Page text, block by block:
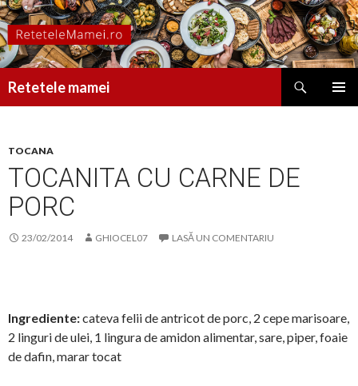
Retetele mamei
TOCANA
TOCANITA CU CARNE DE
PORC
23/02/2014 GHIOCEL07 LASĂ UN COMENTARIU
Ingrediente:cateva felii de antricot de porc, 2 cepe marisoare,
2 linguri de ulei, 1 lingura de amidon alimentar, sare, piper, foaie
de dafin, marar tocat